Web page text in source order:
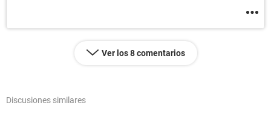
Ver los 8 comentarios
Discusiones similares